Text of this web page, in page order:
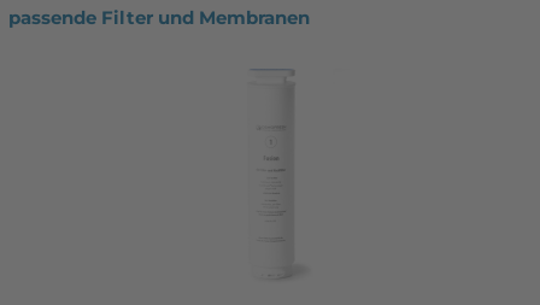
passende Filter und Membranen